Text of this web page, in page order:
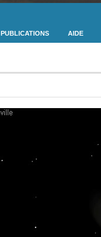
PUBLICATIONS AIDE